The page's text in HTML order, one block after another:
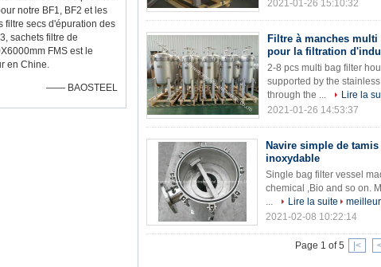
notre BF1, BF2 et les
filtre secs d'épuration des
sachets filtre de
FMS est le
en Chine.
—— BAOSTEEL
2021-01-26 15:10:32
Filtre à manches
pour la filtration
2-8 pcs multi bag filter
supported by the
through the ...
Lire la
2021-01-26 14:53:37
Navire simple de
inoxydable
Single bag filter vessel
chemical ,Bio and so on.
...
Lire la suite
2021-02-08 10:22:14
Page 1 of 5 |<